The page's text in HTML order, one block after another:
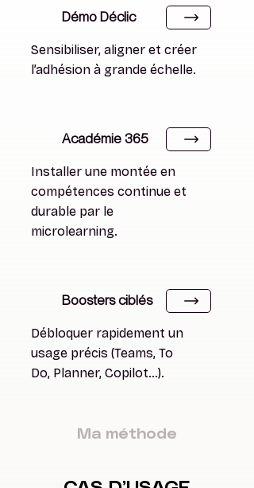
Démo Déclic
Sensibiliser, aligner et créer
l’adhésion à grande échelle.
Académie 365
Installer une montée en
compétences continue et
durable par le
microlearning.
Boosters ciblés
Débloquer rapidement un
usage précis (Teams, To
Do, Planner, Copilot…).
Ma méthode